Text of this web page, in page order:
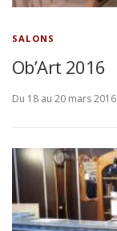
SALONS
Ob’Art 2016
Du 18 au 20 mars 2016.